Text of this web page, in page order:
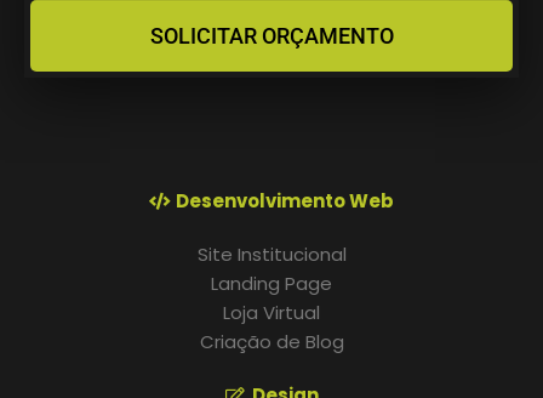
SOLICITAR ORÇAMENTO
Desenvolvimento Web
Site Institucional
Landing Page
Loja Virtual
Criação de Blog